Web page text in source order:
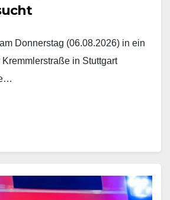
Donnerstag (06.08.2026) in ein
in Stuttgart